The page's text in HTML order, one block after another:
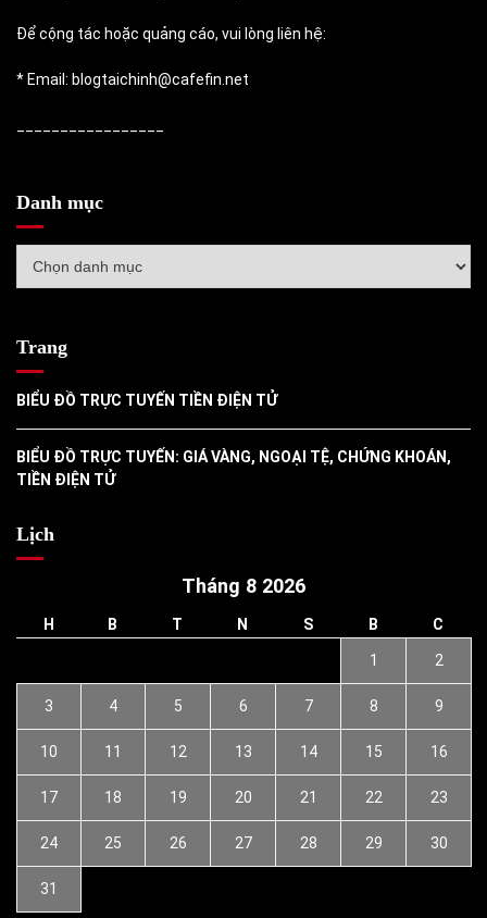
Để cộng tác hoặc quảng cáo, vui lòng liên hệ:
* Email: blogtaichinh@cafefin.net
Danh mục
mục
Trang
BIỂU ĐỒ TRỰC TUYẾN TIỀN ĐIỆN TỬ
BIỂU ĐỒ TRỰC TUYẾN: GIÁ VÀNG, NGOẠI TỆ, CHỨNG KHOÁN,
TIỀN ĐIỆN TỬ
Lịch
Tháng 8 2026
H B T N S B C
1 2
3 4 5 6 7 8 9
10 11 12 13 14 15 16
17 18 19 20 21 22 23
24 25 26 27 28 29 30
31